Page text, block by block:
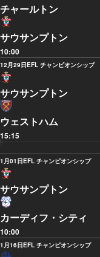
チャールトン
サウサンプトン
10:00
12月29日EFL チャンピオンシップ
サウサンプトン
ウェストハム
15:15
1月01日EFL チャンピオンシップ
サウサンプトン
カーディフ・シティ
10:00
1月16日EFL チャンピオンシップ